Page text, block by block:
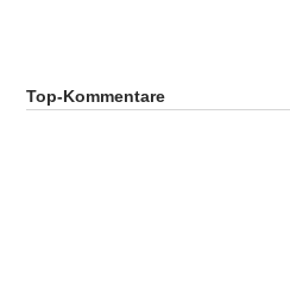
Top-Kommentare